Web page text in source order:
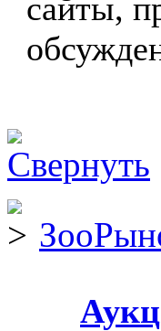
сайты,